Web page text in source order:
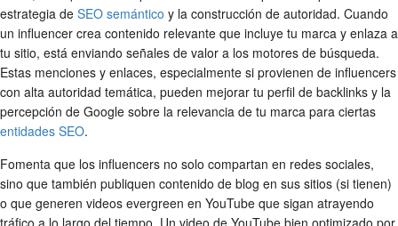
estrategia de SEO semántico y la construcción de autoridad. Cuando
un influencer crea contenido relevante que incluye tu marca y enlaza a
tu sitio, está enviando señales de valor a los motores de búsqueda.
Estas menciones y enlaces, especialmente si provienen de influencers
con alta autoridad temática, pueden mejorar tu perfil de backlinks y la
percepción de Google sobre la relevancia de tu marca para ciertas
entidades SEO.
Fomenta que los influencers no solo compartan en redes sociales,
sino que también publiquen contenido de blog en sus sitios (si tienen)
o que generen videos evergreen en YouTube que sigan atrayendo